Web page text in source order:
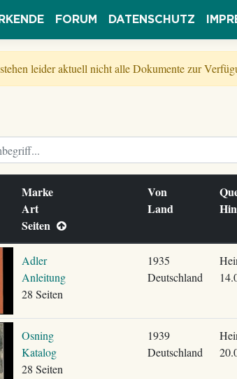
FORUM DATENSCHUTZ
leider aktuell nicht alle Dokumente zur
Marke
Art
Seiten
Von
Land
Adler
Anleitung
28 Seiten
1935
Deutschland
Osning
Katalog
28 Seiten
1939
Deutschland